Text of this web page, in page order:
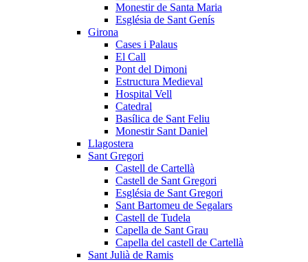
Monestir de Santa Maria
Església de Sant Genís
Girona
Cases i Palaus
El Call
Pont del Dimoni
Estructura Medieval
Hospital Vell
Catedral
Basílica de Sant Feliu
Monestir Sant Daniel
Llagostera
Sant Gregori
Castell de Cartellà
Castell de Sant Gregori
Església de Sant Gregori
Sant Bartomeu de Segalars
Castell de Tudela
Capella de Sant Grau
Capella del castell de Cartellà
Sant Julià de Ramis